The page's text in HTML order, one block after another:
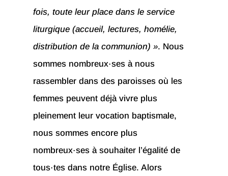
fois, toute leur place dans le service
liturgique (accueil, lectures, homélie,
distribution de la communion) ». Nous
sommes nombreux·ses à nous
rassembler dans des paroisses où les
femmes peuvent déjà vivre plus
pleinement leur vocation baptismale,
nous sommes encore plus
nombreux·ses à souhaiter l’égalité de
tous·tes dans notre Église. Alors